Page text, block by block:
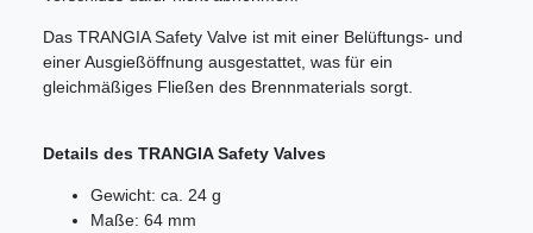
Das TRANGIA Safety Valve ist mit einer Belüftungs- und
einer Ausgießöffnung ausgestattet, was für ein
gleichmäßiges Fließen des Brennmaterials sorgt.
Details des TRANGIA Safety Valves
Gewicht: ca. 24 g
Maße: 64 mm